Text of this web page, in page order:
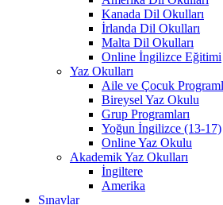
Kanada Dil Okulları
İrlanda Dil Okulları
Malta Dil Okulları
Online İngilizce Eğitimi
Yaz Okulları
Aile ve Çocuk
Bireysel Yaz Okulu
Grup Programları
Yoğun İngilizce (13-17)
Online Yaz Okulu
Akademik Yaz Okulları
İngiltere
Amerika
Sınavlar